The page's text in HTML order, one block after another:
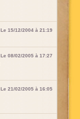
Le 15/12/2004 à 21:19
Le 08/02/2005 à 17:27
Le 21/02/2005 à 16:05